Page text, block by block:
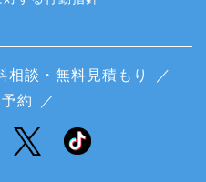
相談・無料見積もり
／
約 ／